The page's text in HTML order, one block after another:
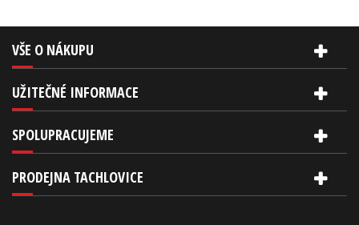
VŠE O NÁKUPU
UŽITEČNÉ INFORMACE
SPOLUPRACUJEME
PRODEJNA TACHLOVICE